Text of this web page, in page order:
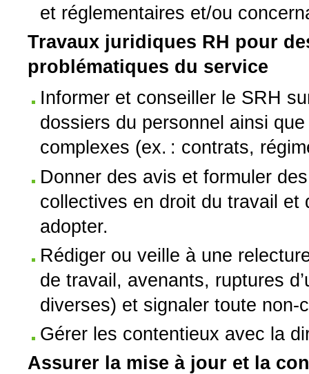
et réglementaires et/ou
Travaux juridiques RH pour
problématiques du service
Informer et conseiller le SRH
dossiers du personnel ainsi
complexes (ex. : contrats,
Donner des avis et formuler
collectives en droit du travail
adopter.
Rédiger ou veille à une
de travail, avenants, ruptures
diverses) et signaler toute non-
Gérer les contentieux avec la
Assurer la mise à jour et la